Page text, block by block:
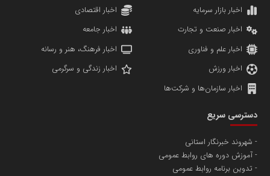
پایگاه خبری نهضت ملی مسکن
سازمان بورس و اوراق بهادار
مرجع اخبار موثق در بازارسرمایه
مدل اقتصادی
پروفایل خبریت را راه بنداز